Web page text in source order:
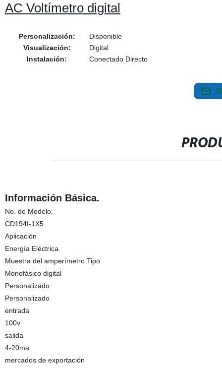
AC Voltímetro digital
Personalización:
Disponible
Visualización:
Digital
Instalación:
Conectado Directo
Información Básica.
No. de Modelo.
CD194I-1X5
Aplicación
Energía Eléctrica
Muestra del amperímetro Tipo
Monofásico digital
Personalizado
Personalizado
entrada
100v
salida
4-20ma
mercados de exportación